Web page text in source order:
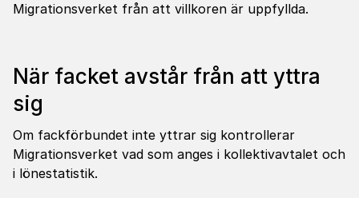
Migrationsverket från att villkoren är uppfyllda.
När facket avstår från att yttra
sig
Om fackförbundet inte yttrar sig kontrollerar
Migrationsverket vad som anges i kollektivavtalet och
i lönestatistik.